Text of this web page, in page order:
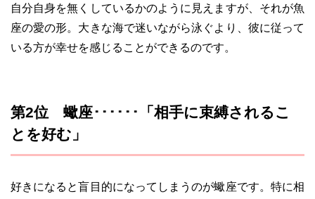
自分自身を無くしているかのように見えますが、それが魚
座の愛の形。大きな海で迷いながら泳ぐより、彼に従って
いる方が幸せを感じることができるのです。
第2位 蠍座･･････「相手に束縛されるこ
とを好む」
好きになると盲目的になってしまうのが蠍座です。特に相